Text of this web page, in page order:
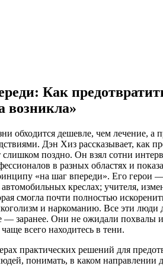
Как
возникла»
обходится дешевле, чем лечение, а
Дэн Хиз рассказывает, как
слишком поздно. Он взял сотни
в разных областях и
«на шаг впереди». Его герои
креслах; учителя,
смогла почти полностью
и наркоманию. Все эти люди
— заранее. Они не ожидали похвалы
всего находитесь в тени.
практических решений для
понимать, в каком направлении